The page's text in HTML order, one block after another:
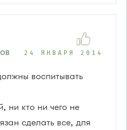
24 ЯНВАРЯ 2014
воспитывать
ни кто ни чего не
сделать все, для